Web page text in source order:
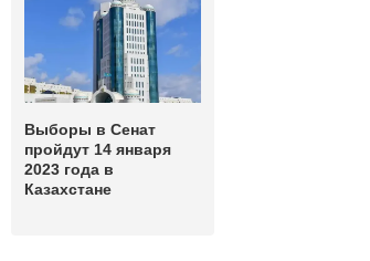
Выборы в Сенат
пройдут 14 января
2023 года в
Казахстане